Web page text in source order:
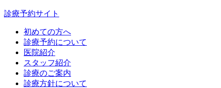
診療予約サイト
初めての方へ
診療予約について
医院紹介
スタッフ紹介
診療のご案内
診療方針について